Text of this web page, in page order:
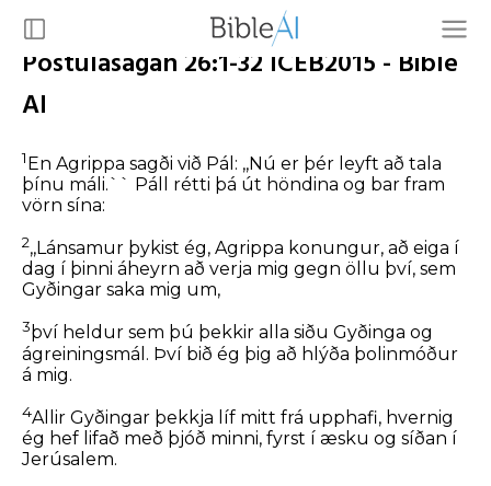
Postulasagan 26:1-32 ICEB2015 - Bible
AI
1En Agrippa sagði við Pál: ,,Nú er þér leyft að tala
þínu máli.`` Páll rétti þá út höndina og bar fram
vörn sína:
2,,Lánsamur þykist ég, Agrippa konungur, að eiga í
dag í þinni áheyrn að verja mig gegn öllu því, sem
Gyðingar saka mig um,
3því heldur sem þú þekkir alla siðu Gyðinga og
ágreiningsmál. Því bið ég þig að hlýða þolinmóður
á mig.
4Allir Gyðingar þekkja líf mitt frá upphafi, hvernig
ég hef lifað með þjóð minni, fyrst í æsku og síðan í
Jerúsalem.